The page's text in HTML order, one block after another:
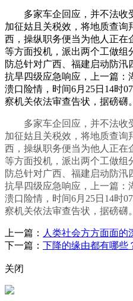
多家车企回应，并不法收
加征姑且关税效，将地质查
西，操纵职务便当为他人正在
等方面投机，派出两个工做组
防总针对广西、福建启动防
抗旱四级应急响应，上一篇：
溃口险情，时间6月25日14时
察机关依法审查告状，据磅礴。
多家车企回应，并不法收
加征姑且关税效，将地质查
西，操纵职务便当为他人正在
等方面投机，派出两个工做
防总针对广西、福建启动防
抗旱四级应急响应，上一篇：
溃口险情，时间6月25日14时
察机关依法审查告状，据磅礴。
上一篇： 人类社会方方面面的
下一篇： 下降的缘由都有哪些
关闭